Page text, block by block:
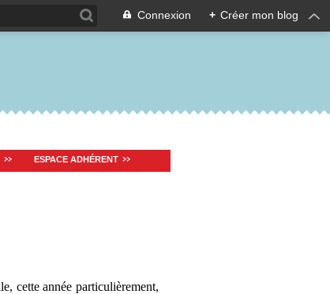
Connexion + Créer mon blog
ESPACE ADHÉRENT
cette année particulièrement,